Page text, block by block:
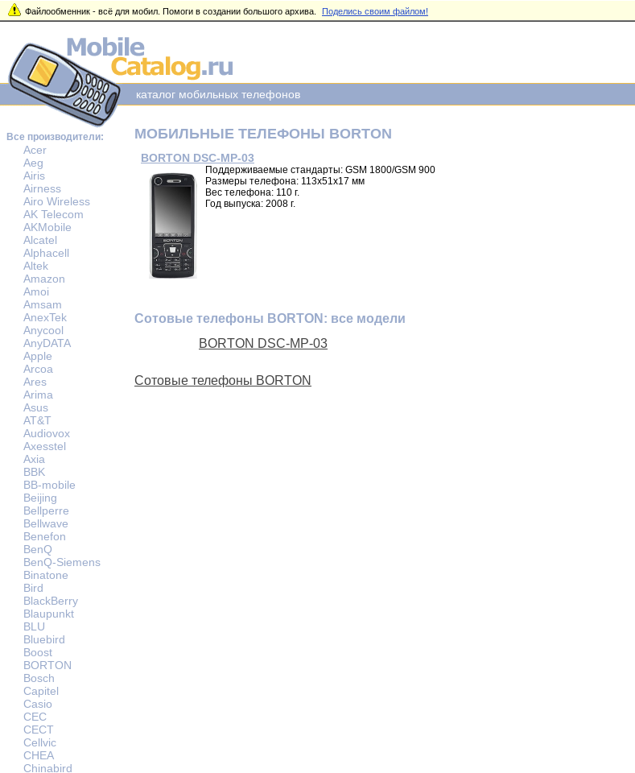
Файлообменник - всё для мобил. Помоги в создании большого архива. Поделись своим файлом!
Все производители:
Acer
Aeg
Airis
Airness
Airo Wireless
AK Telecom
AKMobile
Alcatel
Alphacell
Altek
Amazon
Amoi
Amsam
AnexTek
Anycool
AnyDATA
Apple
Arcoa
Ares
Arima
Asus
AT&T
Audiovox
Axesstel
Axia
BBK
BB-mobile
Beijing
Bellperre
Bellwave
Benefon
BenQ
BenQ-Siemens
Binatone
Bird
BlackBerry
Blaupunkt
BLU
Bluebird
Boost
BORTON
Bosch
Capitel
Casio
CEC
CECT
Cellvic
CHEA
Chinabird
каталог мобильных телефонов
МОБИЛЬНЫЕ ТЕЛЕФОНЫ BORTON
BORTON DSC-MP-03
Поддерживаемые стандарты: GSM 1800/GSM 900
Размеры телефона: 113x51x17 мм
Вес телефона: 110 г.
Год выпуска: 2008 г.
Сотовые телефоны BORTON: все модели
BORTON DSC-MP-03
Сотовые телефоны BORTON